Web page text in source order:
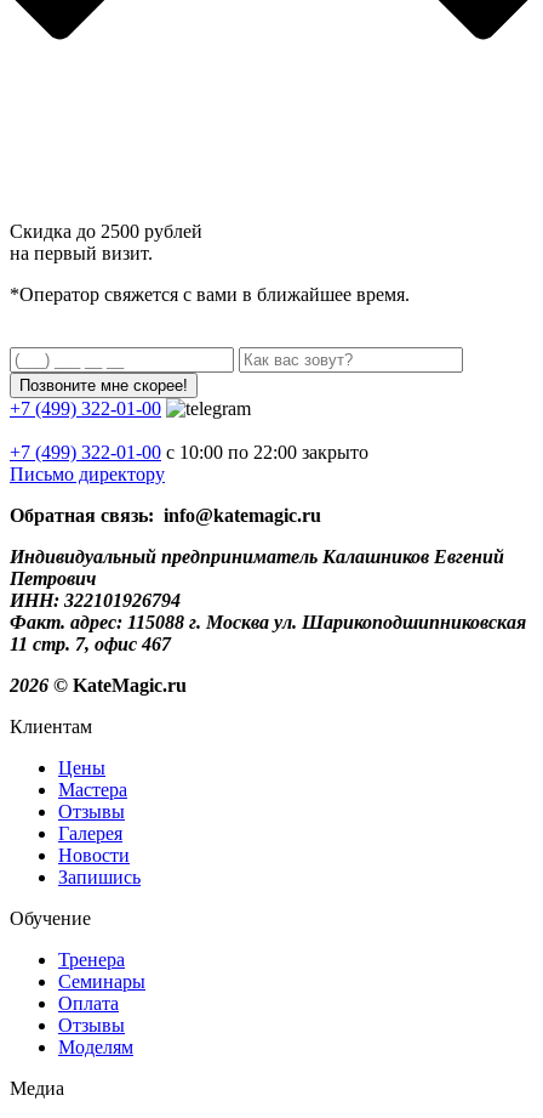
Скидка до 2500 рублей
на первый визит.
*Оператор свяжется с вами в ближайшее время.
+7 (499) 322-01-00
+7 (499) 322-01-00 с 10:00 по 22:00 закрыто
Письмо директору
Обратная связь: info@katemagic.ru
Индивидуальный предприниматель Калашников Евгений
Петрович
ИНН: 322101926794
Факт. адрес: 115088 г. Москва ул. Шарикоподшипниковская
11 стр. 7, офис 467
2026 © KateMagic.ru
Клиентам
Цены
Мастера
Отзывы
Галерея
Новости
Запишись
Обучение
Тренера
Семинары
Оплата
Отзывы
Моделям
Медиа